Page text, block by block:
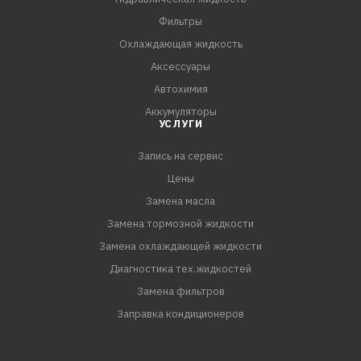
Фильтры
Охлаждающая жидкость
Аксессуары
Автохимия
Аккумуляторы
УСЛУГИ
Запись на сервис
Цены
Замена масла
Замена тормозной жидкости
Замена охлаждающей жидкости
Диагностика тех.жидкостей
Замена фильтров
Заправка кондиционеров